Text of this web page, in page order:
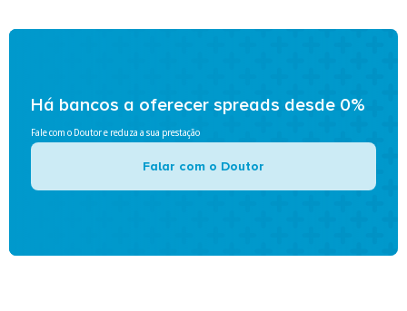
Há bancos a oferecer spreads desde 0%
Fale com o Doutor e reduza a sua prestação
Falar com o Doutor